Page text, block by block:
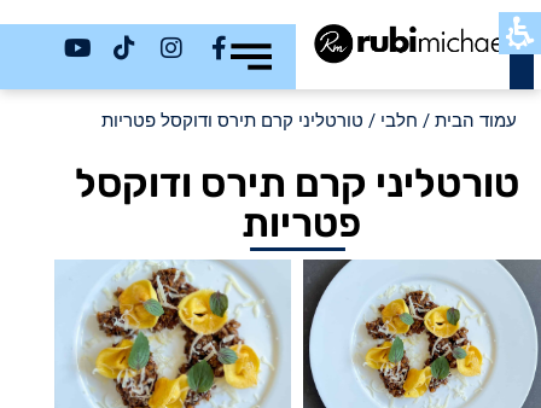
כשר
עמוד הבית / חלבי / טורטליני קרם תירס ודוקסל פטריות
טורטליני קרם תירס ודוקסל
פטריות